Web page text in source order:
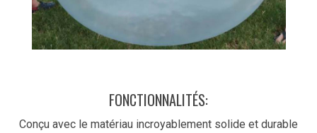
FONCTIONNALITÉS:
Conçu avec le matériau incroyablement solide et durable